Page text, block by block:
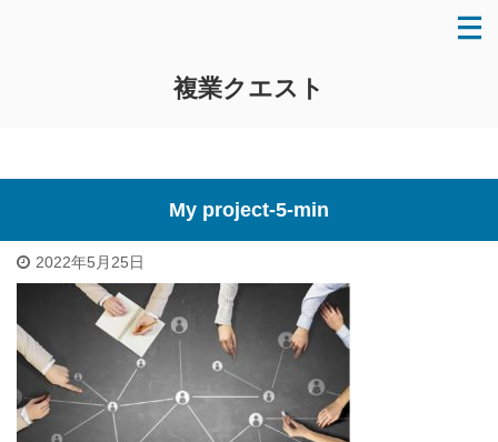
複業クエスト
My project-5-min
2022年5月25日